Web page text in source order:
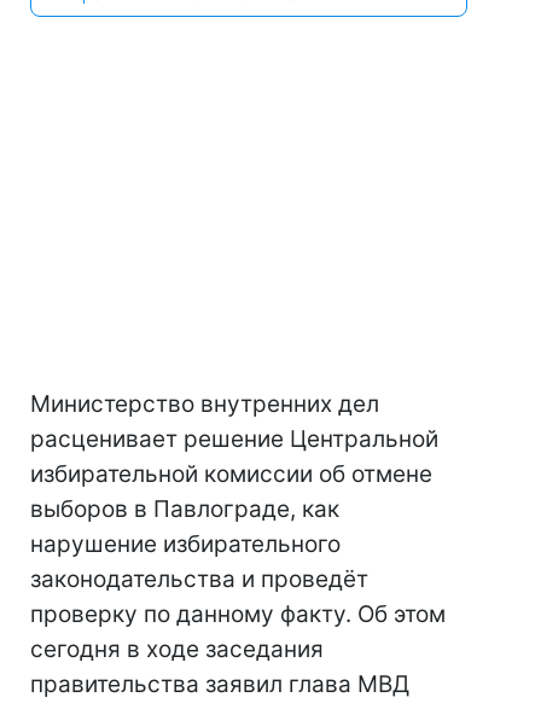
Министерство внутренних дел
расценивает решение Центральной
избирательной комиссии об отмене
выборов в Павлограде, как
нарушение избирательного
законодательства и проведёт
проверку по данному факту. Об этом
сегодня в ходе заседания
правительства заявил глава МВД